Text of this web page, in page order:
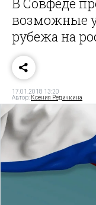
возможные
рубежа на
17.01.2018 13:20
Автор: Ксения Редичкина